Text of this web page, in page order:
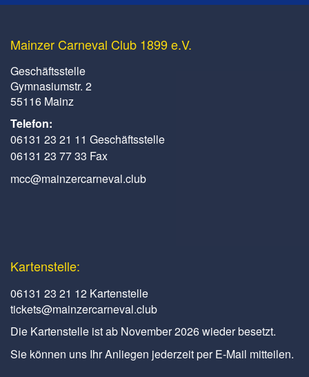
Mainzer Carneval Club 1899 e.V.
Geschäftsstelle
Gymnasiumstr. 2
55116 Mainz
Telefon:
06131 23 21 11 Geschäftsstelle
06131 23 77 33 Fax
mcc@mainzercarneval.club
Kartenstelle:
06131 23 21 12 Kartenstelle
tickets@mainzercarneval.club
Die Kartenstelle ist ab November 2026 wieder besetzt.
Sie können uns Ihr Anliegen jederzeit per E-Mail mitteilen.